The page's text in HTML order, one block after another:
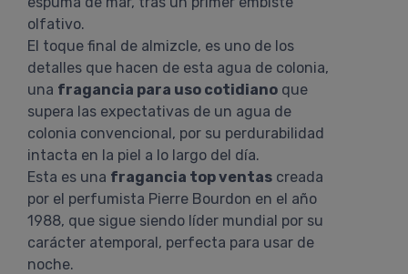
olfativo.
El toque final de almizcle, es uno de los
detalles que hacen de esta agua de colonia,
una fragancia para uso cotidiano que
supera las expectativas de un agua de
colonia convencional, por su perdurabilidad
intacta en la piel a lo largo del día.
Esta es una fragancia top ventas creada
por el perfumista Pierre Bourdon en el año
1988, que sigue siendo líder mundial por su
carácter atemporal, perfecta para usar de
noche.